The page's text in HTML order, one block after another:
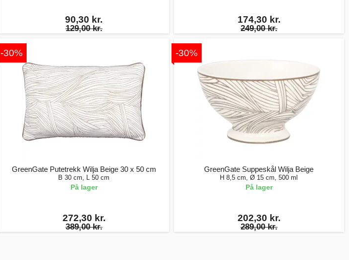
90,30 kr.
129,00 kr.
174,30 kr.
249,00 kr.
-30%
GreenGate Putetrekk Wilja Beige 30 x 50 cm
B 30 cm, L 50 cm
På lager
272,30 kr.
389,00 kr.
-30%
GreenGate Suppeskål Wilja Beige
H 8,5 cm, Ø 15 cm, 500 ml
På lager
202,30 kr.
289,00 kr.